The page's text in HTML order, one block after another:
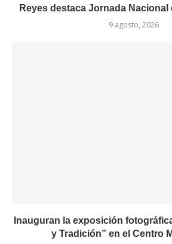
Reyes destaca Jornada
9 agosto, 2026
Inauguran la exposición
y Tradición” en el Centro